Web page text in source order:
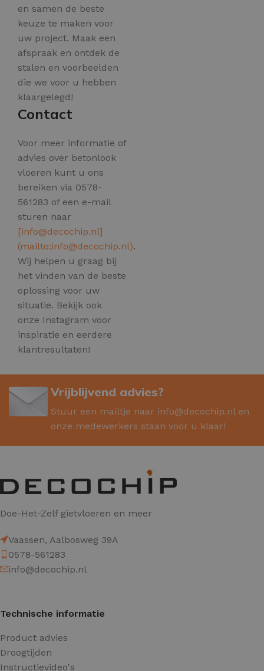
en samen de beste
keuze te maken voor
uw project. Maak een
afspraak en ontdek de
stalen en voorbeelden
die we voor u hebben
klaargelegd!
Contact
Voor meer informatie of
advies over betonlook
vloeren kunt u ons
bereiken via 0578-
561283 of een e-mail
sturen naar
[info@decochip.nl]
(mailto:info@decochip.nl).
Wij helpen u graag bij
het vinden van de beste
oplossing voor uw
situatie. Bekijk ook
onze Instagram voor
inspiratie en eerdere
klantresultaten!
Vrijblijvend advies?
Stuur een mailtje naar info@decochip.nl en
onze medewerkers staan voor u klaar!
Doe-Het-Zelf gietvloeren en meer
Vaassen, Aalbosweg 39A
0578-561283
info@decochip.nl
Technische informatie
Product advies
Droogtijden
Instructievideo's